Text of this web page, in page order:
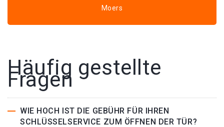
Moers
Häufig gestellte
Fragen
WIE HOCH IST DIE GEBÜHR FÜR IHREN
SCHLÜSSELSERVICE ZUM ÖFFNEN DER TÜR?